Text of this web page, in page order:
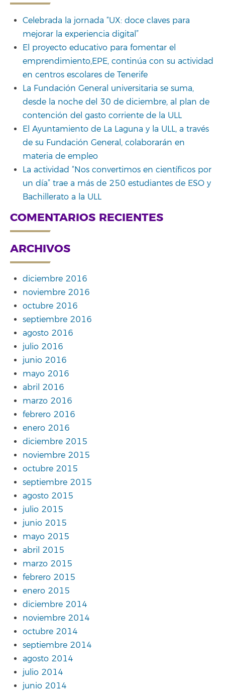
Celebrada la jornada “UX: doce claves para
mejorar la experiencia digital”
El proyecto educativo para fomentar el
emprendimiento,EPE, continúa con su actividad
en centros escolares de Tenerife
La Fundación General universitaria se suma,
desde la noche del 30 de diciembre, al plan de
contención del gasto corriente de la ULL
El Ayuntamiento de La Laguna y la ULL, a través
de su Fundación General, colaborarán en
materia de empleo
La actividad “Nos convertimos en científicos por
un día” trae a más de 250 estudiantes de ESO y
Bachillerato a la ULL
COMENTARIOS RECIENTES
ARCHIVOS
diciembre 2016
noviembre 2016
octubre 2016
septiembre 2016
agosto 2016
julio 2016
junio 2016
mayo 2016
abril 2016
marzo 2016
febrero 2016
enero 2016
diciembre 2015
noviembre 2015
octubre 2015
septiembre 2015
agosto 2015
julio 2015
junio 2015
mayo 2015
abril 2015
marzo 2015
febrero 2015
enero 2015
diciembre 2014
noviembre 2014
octubre 2014
septiembre 2014
agosto 2014
julio 2014
junio 2014